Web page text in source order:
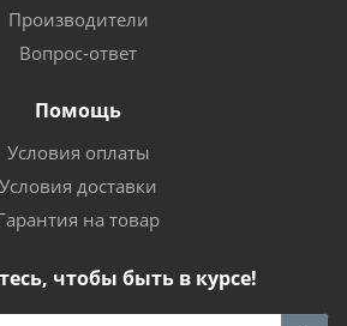
Производители
Вопрос-ответ
Помощь
Условия оплаты
Условия доставки
на товар
чтобы быть в курсе!